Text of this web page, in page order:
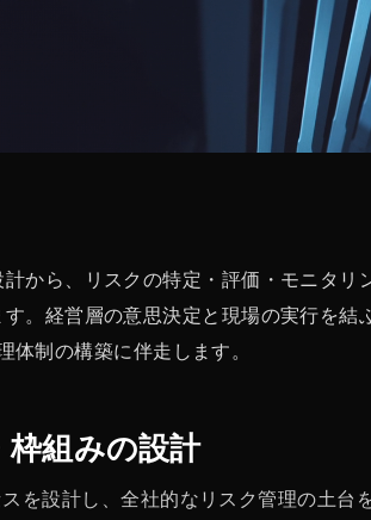
から、リスクの特定・評価・モニタリ
。経営層の意思決定と現場の実行を結
体制の構築に伴走します。
枠組みの設計
を設計し、全社的なリスク管理の土台